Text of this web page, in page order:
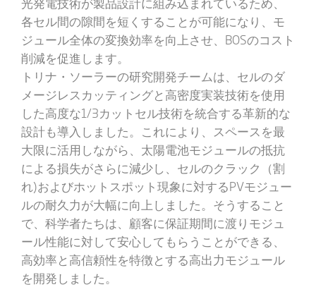
各セル間の隙間を短くすることが可能になり、モ
ジュール全体の変換効率を向上させ、BOSのコスト
削減を促進します。
トリナ・ソーラーの研究開発チームは、セルのダ
メージレスカッティングと高密度実装技術を使用
した高度な1/3カットセル技術を統合する革新的な
設計も導入しました。これにより、スペースを最
大限に活用しながら、太陽電池モジュールの抵抗
による損失がさらに減少し、セルのクラック（割
れ)およびホットスポット現象に対するPVモジュー
ルの耐久力が大幅に向上しました。そうすること
で、科学者たちは、顧客に保証期間に渡りモジュ
ール性能に対して安心してもらうことができる、
高効率と高信頼性を特徴とする高出力モジュール
を開発しました。